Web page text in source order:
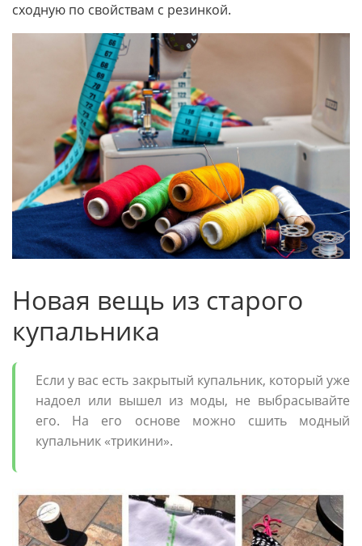
сходную по свойствам с резинкой.
Новая вещь из старого
купальника
Если у вас есть закрытый купальник, который уже
надоел или вышел из моды, не выбрасывайте
его. На его основе можно сшить модный
купальник «трикини».